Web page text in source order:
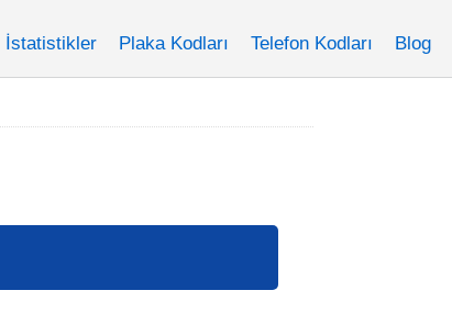
İstatistikler Plaka Kodları Telefon Kodları Blog